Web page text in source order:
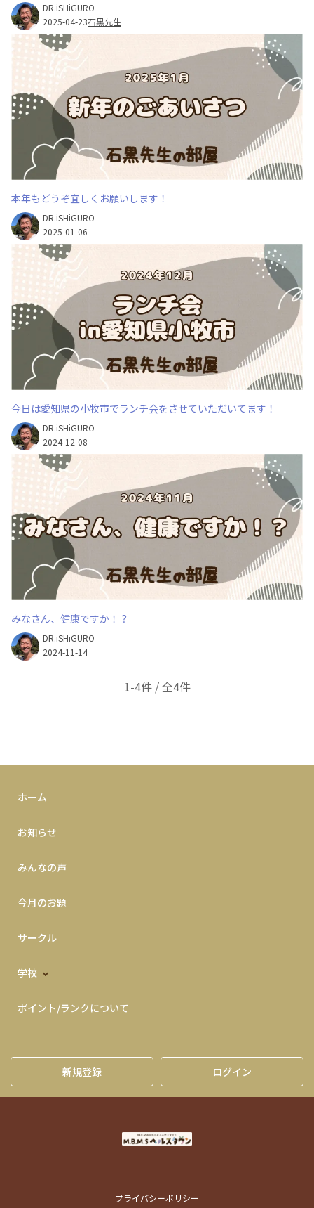
DR.iSHiGURO
2025-04-23石黒先生
本年もどうぞ宜しくお願いします！
DR.iSHiGURO
2025-01-06
今日は愛知県の小牧市でランチ会をさせていただいてます！
DR.iSHiGURO
2024-12-08
みなさん、健康ですか！？
DR.iSHiGURO
2024-11-14
1-4件 / 全4件
ホーム
お知らせ
みんなの声
今月のお題
サークル
学校
ポイント/ランクについて
新規登録 ログイン
プライバシーポリシー